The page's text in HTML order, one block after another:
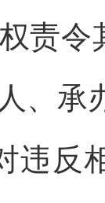
责
、承
违反